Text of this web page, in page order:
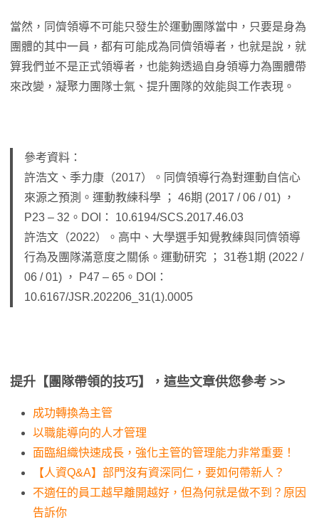
當然，同儕領導不可能只發生於運動團隊當中，只要是身為
團體的其中一員，都有可能成為同儕領導者，也就是說，就
算我們並不是正式領導者，也能夠透過自身領導力為團體帶
來改變，凝聚力團隊士氣、提升團隊的效能與工作表現。
參考資料：
許浩文、季力康（2017）。同儕領導行為對運動自信心
來源之預測。運動教練科學 ； 46期 (2017 / 06 / 01) ，
P23 – 32。DOI： 10.6194/SCS.2017.46.03
許浩文（2022）。高中、大學選手知覺教練與同儕領導
行為及團隊滿意度之關係。運動研究 ； 31卷1期 (2022 /
06 / 01) ， P47 – 65。DOI：
10.6167/JSR.202206_31(1).0005
提升【團隊帶領的技巧】，這些文章供您參考 >>
成功轉換為主管
以職能導向的人才管理
面臨組織快速成長，強化主管的管理能力非常重要！
【人資Q&A】部門沒有資深同仁，要如何帶新人？
不適任的員工越早離開越好，但為何就是做不到？原因
告訴你